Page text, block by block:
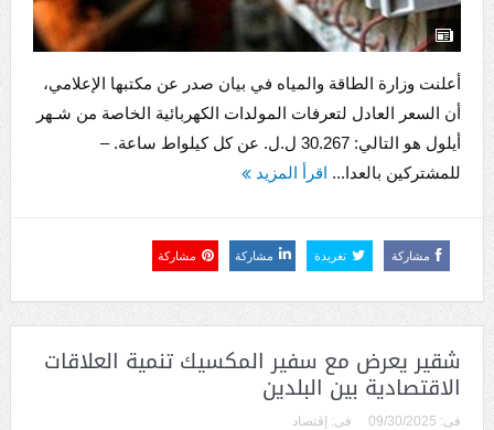
أعلنت وزارة الطاقة والمياه في بيان صدر عن مكتبها الإعلامي،
أن السعر العادل لتعرفات المولدات الكهربائية الخاصة من شـهر
أيلول هو التالي: 30.267 ل.ل. عن كل كيلواط ساعة. –
للمشتركين بالعدا... اقرأ المزيد
مشاركة تغريدة مشاركة مشاركة
شقير يعرض مع سفير المكسيك تنمية العلاقات
الاقتصادية بين البلدين
فى: 09/30/2025 فى: إقتصاد